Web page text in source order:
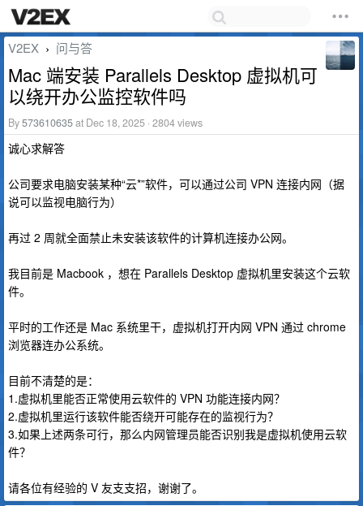
V2EX › 问与答
Mac 端安装 Parallels Desktop 虚拟机可
以绕开办公监控软件吗
By573610635at Dec 18, 2025 · 2804 views
诚心求解答
公司要求电脑安装某种“云*”软件，可以通过公司 VPN 连接内网（据
说可以监视电脑行为）
再过 2 周就全面禁止未安装该软件的计算机连接办公网。
我目前是 Macbook ，想在 Parallels Desktop 虚拟机里安装这个云软
件。
平时的工作还是 Mac 系统里干，虚拟机打开内网 VPN 通过 chrome
浏览器连办公系统。
目前不清楚的是：
1.虚拟机里能否正常使用云软件的 VPN 功能连接内网？
2.虚拟机里运行该软件能否绕开可能存在的监视行为？
3.如果上述两条可行，那么内网管理员能否识别我是虚拟机使用云软
件？
请各位有经验的 V 友支支招，谢谢了。